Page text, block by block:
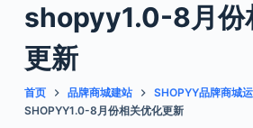
shopyy1.0-8月份
更新
首页 品牌商城建站
SHOPYY品牌商城
SHOPYY1.0-8月份相关优化更新